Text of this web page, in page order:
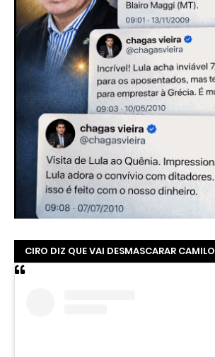
CIRO DIZ QUE VAI DESMASCARAR CAMILO